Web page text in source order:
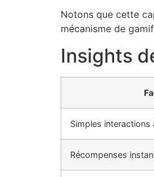
Notons que cette
mécanisme de
Insights
Simples interactions
Récompenses